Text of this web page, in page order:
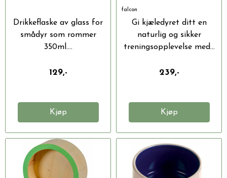
Drikkeflaske av glass for
smådyr som rommer
350ml....
129,-
Kjøp
falcon
Gi kjæledyret ditt en
naturlig og sikker
treningsopplevelse med...
239,-
Kjøp